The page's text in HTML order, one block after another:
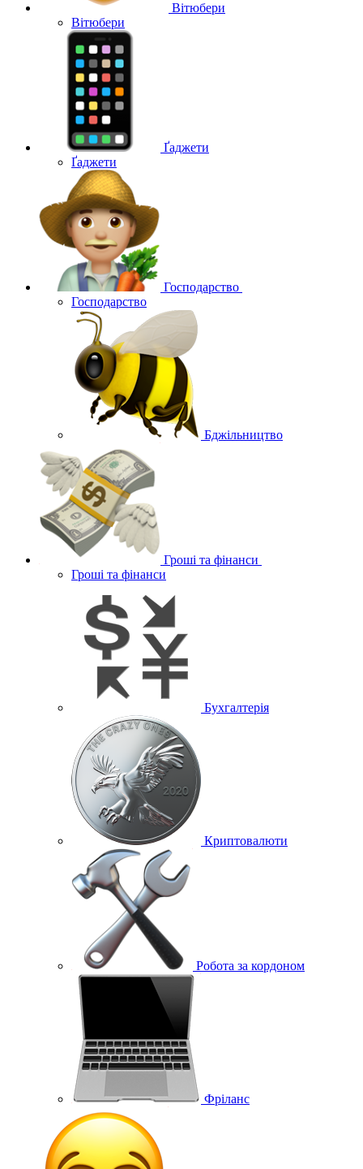
Вітюбери
Вітюбери
Ґаджети
Ґаджети
Господарство
Господарство
Бджільництво
Гроші та фінанси
Гроші та фінанси
Бухгалтерія
Криптовалюти
Робота за кордоном
Фріланс